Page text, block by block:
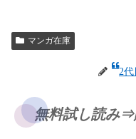
マンガ在庫
2
無料試し読み⇒